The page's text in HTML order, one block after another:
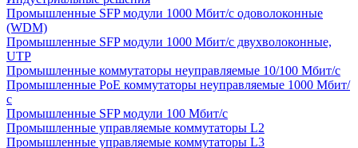
Промышленные SFP модули 1000 Мбит/c одоволоконные
(WDM)
Промышленные SFP модули 1000 Мбит/c двухволоконные,
UTP
Промышленные коммутаторы неуправляемые 10/100 Мбит/с
Промышленные PoE коммутаторы неуправляемые 1000 Мбит/
с
Промышленные SFP модули 100 Мбит/c
Промышленные управляемые коммутаторы L2
Промышленные управляемые коммутаторы L3